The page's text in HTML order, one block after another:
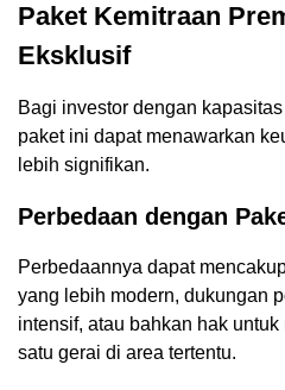
Paket Kemitraan
Eksklusif
Bagi investor dengan
paket ini dapat menawarkan
lebih signifikan.
Perbedaan dengan
Perbedaannya dapat
yang lebih modern, dukungan
intensif, atau bahkan hak
satu gerai di area tertentu.